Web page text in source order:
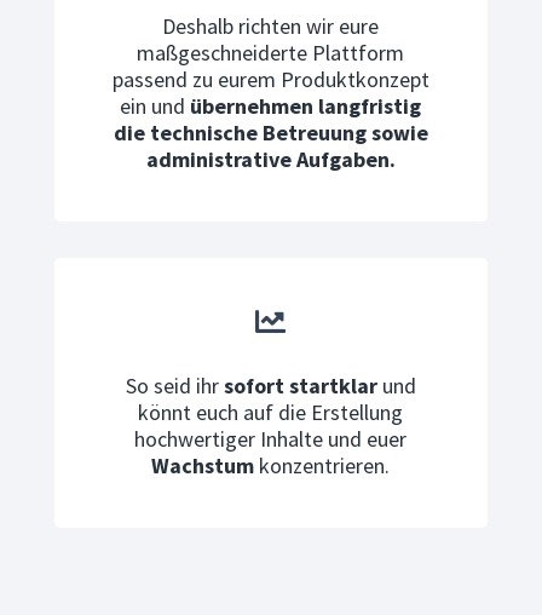
Deshalb richten wir eure
maßgeschneiderte Plattform
passend zu eurem Produktkonzept
ein und übernehmen langfristig
die technische Betreuung sowie
administrative Aufgaben.

So seid ihrsofort startklarund
könnt euch auf die Erstellung
hochwertiger Inhalte und euer
Wachstum konzentrieren.